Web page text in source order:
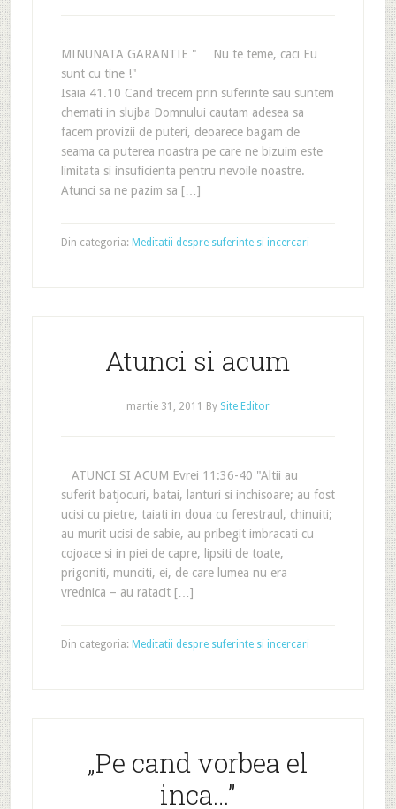
MINUNATA GARANTIE "… Nu te teme, caci Eu
sunt cu tine !"
Isaia 41.10 Cand trecem prin suferinte sau suntem
chemati in slujba Domnului cautam adesea sa
facem provizii de puteri, deoarece bagam de
seama ca puterea noastra pe care ne bizuim este
limitata si insuficienta pentru nevoile noastre.
Atunci sa ne pazim sa […]
Din categoria: Meditatii despre suferinte si incercari
Atunci si acum
martie 31, 2011 By Site Editor
ATUNCI SI ACUM Evrei 11:36-40 "Altii au
suferit batjocuri, batai, lanturi si inchisoare; au fost
ucisi cu pietre, taiati in doua cu ferestraul, chinuiti;
au murit ucisi de sabie, au pribegit imbracati cu
cojoace si in piei de capre, lipsiti de toate,
prigoniti, munciti, ei, de care lumea nu era
vrednica – au ratacit […]
Din categoria: Meditatii despre suferinte si incercari
„Pe cand vorbea el
inca…”